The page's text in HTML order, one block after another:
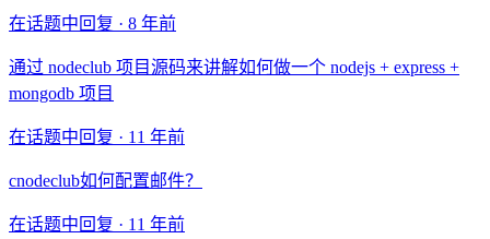
在话题中回复 · 8 年前
通过 nodeclub 项目源码来讲解如何做一个 nodejs + express +
mongodb 项目
在话题中回复 · 11 年前
cnodeclub如何配置邮件？
在话题中回复 · 11 年前